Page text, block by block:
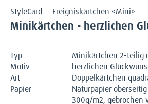
StyleCard Ereigniskärtchen «Mini»
Minikärtchen - herzlichen
Typ
Minikärtchen 2-teilig
Motiv
herzlichen
Art
Doppelkärtchen
Papier
Naturpapier
300g/m2, gebrochen